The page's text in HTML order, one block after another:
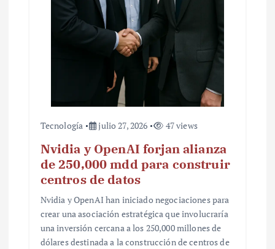
Tecnología julio 27, 2026 47 views
Nvidia y OpenAI forjan alianza
de 250,000 mdd para construir
centros de datos
Nvidia y OpenAI han iniciado negociaciones para
crear una asociación estratégica que involucraría
una inversión cercana a los 250,000 millones de
dólares destinada a la construcción de centros de